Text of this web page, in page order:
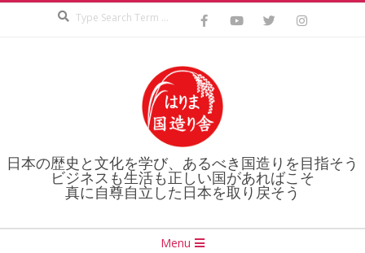
日本の歴史と文化を学び、あるべき国造りを目指そう
ビジネスも生活も正しい国があればこそ
真に自尊自立した日本を取り戻そう
Menu